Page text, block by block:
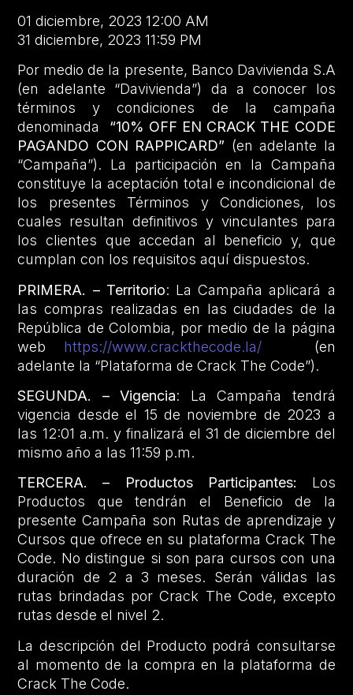
01 diciembre, 2023 12:00 AM
31 diciembre, 2023 11:59 PM
Por medio de la presente, Banco Davivienda S.A
(en adelante “Davivienda”) da a conocer los
términos y condiciones de la campaña
denominada “10% OFF EN CRACK THE CODE
PAGANDO CON RAPPICARD” (en adelante la
“Campaña”). La participación en la Campaña
constituye la aceptación total e incondicional de
los presentes Términos y Condiciones, los
cuales resultan definitivos y vinculantes para
los clientes que accedan al beneficio y, que
cumplan con los requisitos aquí dispuestos.
PRIMERA. – Territorio: La Campaña aplicará a
las compras realizadas en las ciudades de la
República de Colombia, por medio de la página
web https://www.crackthecode.la/(en
adelante la “Plataforma de Crack The Code”).
SEGUNDA. – Vigencia: La Campaña tendrá
vigencia desde el 15 de noviembre de 2023 a
las 12:01 a.m. y finalizará el 31 de diciembre del
mismo año a las 11:59 p.m.
TERCERA. – Productos Participantes: Los
Productos que tendrán el Beneficio de la
presente Campaña son Rutas de aprendizaje y
Cursos que ofrece en su plataforma Crack The
Code. No distingue si son para cursos con una
duración de 2 a 3 meses. Serán válidas las
rutas brindadas por Crack The Code, excepto
rutas desde el nivel 2.
La descripción del Producto podrá consultarse
al momento de la compra en la plataforma de
Crack The Code.